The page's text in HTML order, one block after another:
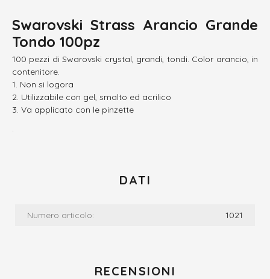
Swarovski Strass Arancio Grande
Tondo 100pz
100 pezzi di Swarovski crystal, grandi, tondi. Color arancio, in
contenitore.
Non si logora
Utilizzabile con gel, smalto ed acrilico
Va applicato con le pinzette
.
DATI
Numero articolo: 1021
RECENSIONI